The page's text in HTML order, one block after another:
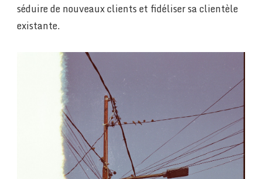
séduire de nouveaux clients et fidéliser sa clientèle
existante.